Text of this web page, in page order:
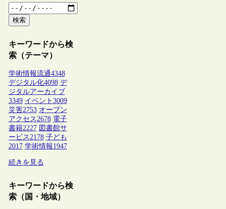
検索
キーワードから検
索（テーマ）
学術情報流通4348
デジタル化4098 デ
ジタルアーカイブ
3349 イベント 3009
災害2753 オープン
アクセス2678 電子
書籍2227 図書館サ
ービス2178 子ども
2017 学術情報1947
続きを見る
キーワードから検
索（国・地域）